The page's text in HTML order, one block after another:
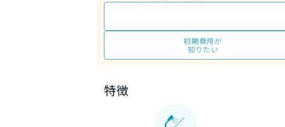
初期費用が
知りたい
特徴